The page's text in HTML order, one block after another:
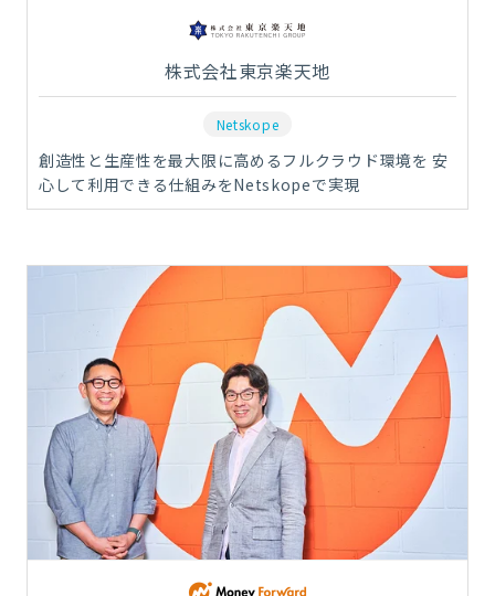
株式会社東京楽天地
Netskope
創造性と生産性を最大限に高めるフルクラウド環境を 安
心して利用できる仕組みをNetskopeで実現